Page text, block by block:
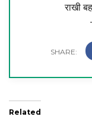
राखी
Related